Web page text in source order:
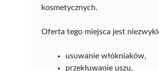
kosmetycznych.
Oferta tego miejsca jest
usuwanie włókniaków,
przekłuwanie uszu,